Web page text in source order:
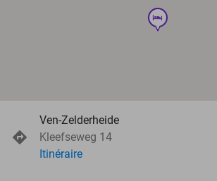
hotel
Ven-Zelderheide
Kleefseweg 14
Itinéraire